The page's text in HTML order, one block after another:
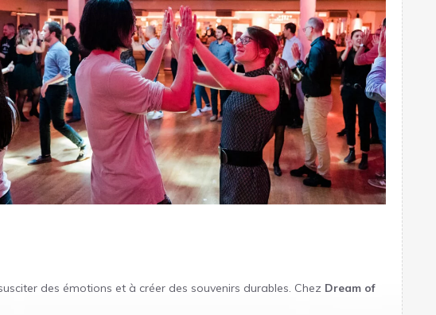
des émotions et à créer des souvenirs durables. Chez Dream of